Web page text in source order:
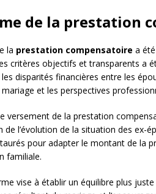
de la prestation
la prestation compensatoire a
critères objectifs et transparents a
disparités financières entre les
et les perspectives
versement de la prestation
de l’évolution de la situation des ex-
pour adapter le montant de la
familiale.
vise à établir un équilibre plus